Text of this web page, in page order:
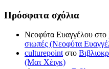
Πρόσφατα σχόλια
Νεοφύτα Ευαγγέλου στο
σιωπές (Νεοφύτα
culturepointστο
(Ματ Χέιγκ)